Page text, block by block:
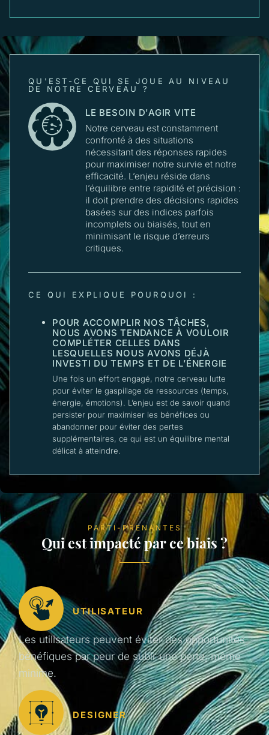
QU'EST-CE QUI SE JOUE AU NIVEAU
DE NOTRE CERVEAU ?
LE BESOIN D'AGIR VITE
Notre cerveau est constamment
confronté à des situations
nécessitant des réponses rapides
pour maximiser notre survie et notre
efficacité. L’enjeu réside dans
l’équilibre entre rapidité et précision :
il doit prendre des décisions rapides
basées sur des indices parfois
incomplets ou biaisés, tout en
minimisant le risque d’erreurs
critiques.
CE QUI EXPLIQUE POURQUOI :
POUR ACCOMPLIR NOS TÂCHES,
NOUS AVONS TENDANCE À VOULOIR
COMPLÉTER CELLES DANS
LESQUELLES NOUS AVONS DÉJÀ
INVESTI DU TEMPS ET DE L’ÉNERGIE
Une fois un effort engagé, notre cerveau lutte
pour éviter le gaspillage de ressources (temps,
énergie, émotions). L’enjeu est de savoir quand
persister pour maximiser les bénéfices ou
abandonner pour éviter des pertes
supplémentaires, ce qui est un équilibre mental
délicat à atteindre.
PARTI-PRENANTES
Qui est impacté par ce biais ?
UTILISATEUR
Les utilisateurs peuvent éviter des opportunités
bénéfiques par peur de subir une perte, même
minime.
DESIGNER